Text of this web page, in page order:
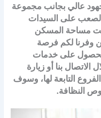
عالي بجانب مجموعة
الصعب على السيدات
مساحة المسكن
وفرنا لكم فرصة
على خدمات
الاتصال بنا أو زيارة
التابعة لها، وسوف
النظافة.